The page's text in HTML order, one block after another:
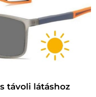
távoli látáshoz